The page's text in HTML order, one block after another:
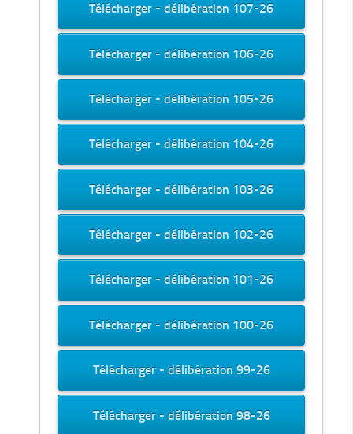
Télécharger - délibération 107-26
Télécharger - délibération 106-26
Télécharger - délibération 105-26
Télécharger - délibération 104-26
Télécharger - délibération 103-26
Télécharger - délibération 102-26
Télécharger - délibération 101-26
Télécharger - délibération 100-26
Télécharger - délibération 99-26
Télécharger - délibération 98-26